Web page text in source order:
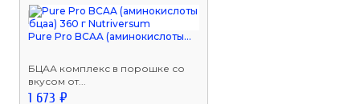
Pure Pro BCAA (аминокислоты...
БЦАА комплекс в порошке со
вкусом от...
1 673 ₽